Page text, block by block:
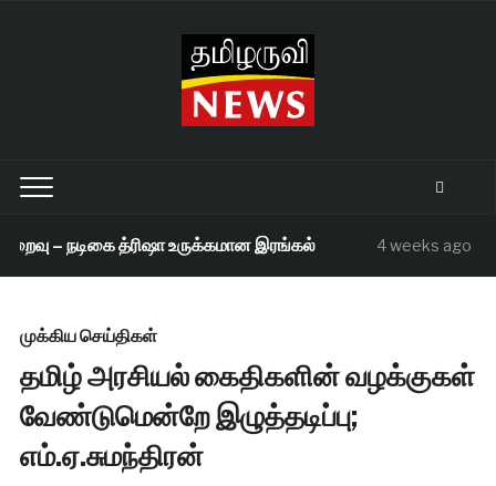
– நடிகை த்ரிஷா உருக்கமான இரங்கல் 4 weeks ago
முக்கிய செய்திகள்
தமிழ் அரசியல் கைதிகளின் வழக்குகள்
வேண்டுமென்றே இழுத்தடிப்பு;
எம்.ஏ.சுமந்திரன்